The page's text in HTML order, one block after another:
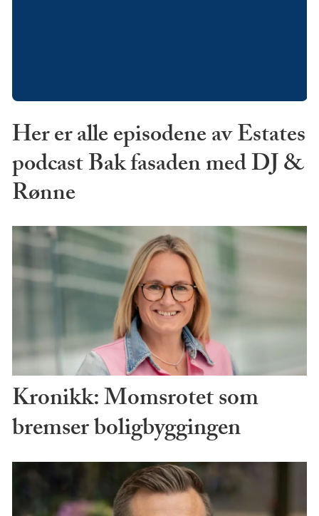
Her er alle episodene av Estates
podcast Bak fasaden med DJ &
Rønne
Kronikk: Momsrotet som
bremser boligbyggingen